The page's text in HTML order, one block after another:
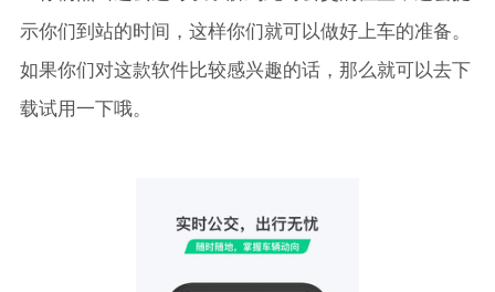
示你们到站的时间，这样你们就可以做好上车的准备。
如果你们对这款软件比较感兴趣的话，那么就可以去下
载试用一下哦。